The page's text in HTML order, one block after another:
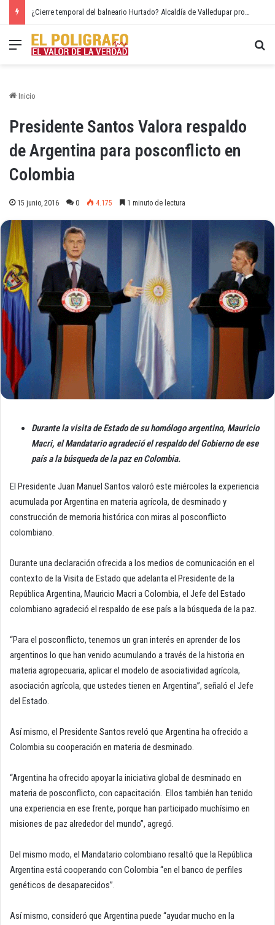
¿Cierre temporal del balneario Hurtado? Alcaldía de Valledupar propone recuperar el río Guatapurí
Menú
Inicio
Presidente Santos Valora respaldo
de Argentina para posconflicto en
Colombia
15 junio, 2016 0 4.175 1 minuto de lectura
Durante la visita de Estado de su homólogo argentino, Mauricio
Macri, el Mandatario agradeció el respaldo del Gobierno de ese
país a la búsqueda de la paz en Colombia.
El Presidente Juan Manuel Santos valoró este miércoles la experiencia
acumulada por Argentina en materia agrícola, de desminado y
construcción de memoria histórica con miras al posconflicto
colombiano.
Durante una declaración ofrecida a los medios de comunicación en el
contexto de la Visita de Estado que adelanta el Presidente de la
República Argentina, Mauricio Macri a Colombia, el Jefe del Estado
colombiano agradeció el respaldo de ese país a la búsqueda de la paz.
“Para el posconflicto, tenemos un gran interés en aprender de los
argentinos lo que han venido acumulando a través de la historia en
materia agropecuaria, aplicar el modelo de asociatividad agrícola,
asociación agrícola, que ustedes tienen en Argentina”, señaló el Jefe
del Estado.
Así mismo, el Presidente Santos reveló que Argentina ha ofrecido a
Colombia su cooperación en materia de desminado.
“Argentina ha ofrecido apoyar la iniciativa global de desminado en
materia de posconflicto, con capacitación. Ellos también han tenido
una experiencia en ese frente, porque han participado muchísimo en
misiones de paz alrededor del mundo”, agregó.
Del mismo modo, el Mandatario colombiano resaltó que la República
Argentina está cooperando con Colombia “en el banco de perfiles
genéticos de desaparecidos”.
Así mismo, consideró que Argentina puede “ayudar mucho en la